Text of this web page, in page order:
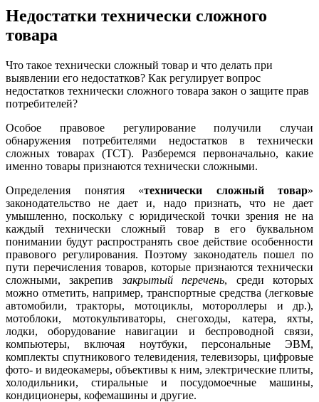
Недостатки технически сложного
товара
Что такое технически сложный товар и что делать при
выявлении его недостатков? Как регулирует вопрос
недостатков технически сложного товара закон о защите прав
потребителей?
Особое правовое регулирование получили случаи
обнаружения потребителями недостатков в технически
сложных товарах (ТСТ). Разберемся первоначально, какие
именно товары признаются технически сложными.
Определения понятия «технически сложный товар»
законодательство не дает и, надо признать, что не дает
умышленно, поскольку с юридической точки зрения не на
каждый технически сложный товар в его буквальном
понимании будут распространять свое действие особенности
правового регулирования. Поэтому законодатель пошел по
пути перечисления товаров, которые признаются технически
сложными, закрепивзакрытый перечень, среди которых
можно отметить, например, транспортные средства (легковые
автомобили, тракторы, мотоциклы, мотороллеры и др.),
мотоблоки, мотокультиваторы, снегоходы, катера, яхты,
лодки, оборудование навигации и беспроводной связи,
компьютеры, включая ноутбуки, персональные ЭВМ,
комплекты спутникового телевидения, телевизоры, цифровые
фото- и видеокамеры, объективы к ним, электрические плиты,
холодильники, стиральные и посудомоечные машины,
кондиционеры, кофемашины и другие.